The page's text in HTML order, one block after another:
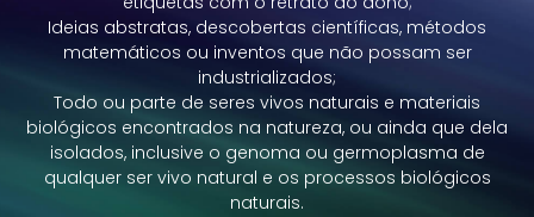
Ideias abstratas, descobertas científicas, métodos
matemáticos ou inventos que não possam ser
industrializados;
Todo ou parte de seres vivos naturais e materiais
biológicos encontrados na natureza, ou ainda que dela
isolados, inclusive o genoma ou germoplasma de
qualquer ser vivo natural e os processos biológicos
naturais.